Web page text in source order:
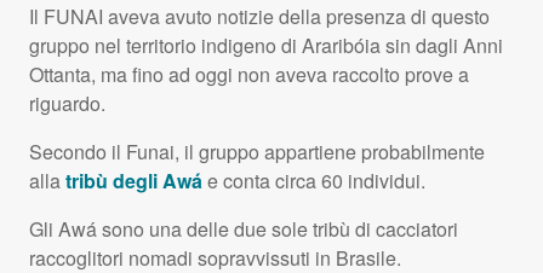
Il FUNAI aveva avuto notizie della presenza di questo
gruppo nel territorio indigeno di Araribóia sin dagli Anni
Ottanta, ma fino ad oggi non aveva raccolto prove a
riguardo.
Secondo il Funai, il gruppo appartiene probabilmente
allatribù degli Awáe conta circa 60 individui.
Gli Awá sono una delle due sole tribù di cacciatori
raccoglitori nomadi sopravvissuti in Brasile.